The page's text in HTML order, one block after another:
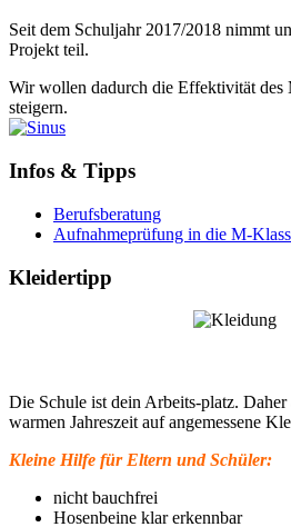
Seit dem Schuljahr 2017/2018 nimmt
Projekt teil.
Wir wollen dadurch die Effektivität des
steigern.
Infos & Tipps
Berufsberatung
Aufnahmeprüfung in die M-
Kleidertipp
Die Schule ist dein Arbeits-platz. Daher
warmen Jahreszeit auf angemessene
Kleine Hilfe für Eltern und Schüler:
nicht bauchfrei
Hosenbeine klar erkennbar